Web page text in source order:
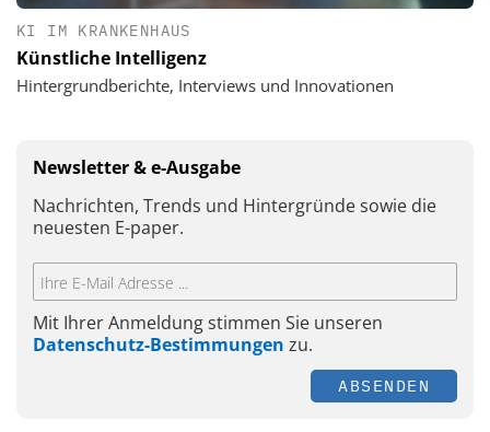
KI IM KRANKENHAUS
Künstliche Intelligenz
Hintergrundberichte, Interviews und Innovationen
Newsletter & e-Ausgabe
Nachrichten, Trends und Hintergründe sowie die
neuesten E-paper.
Mit Ihrer Anmeldung stimmen Sie unseren
Datenschutz-Bestimmungen zu.
ABSENDEN